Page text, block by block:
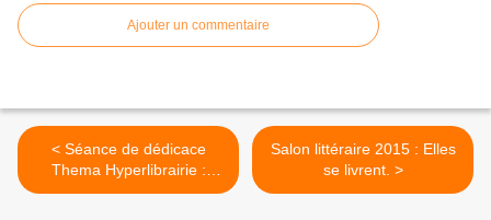
Ajouter un commentaire
< Séance de dédicace
Thema Hyperlibrairie :
compte-rendu (photos +
Salon littéraire 2015 : Elles
se livrent. >